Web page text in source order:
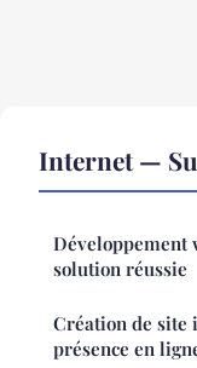
Internet —
Développement
solution réussie
Création de site
présence en